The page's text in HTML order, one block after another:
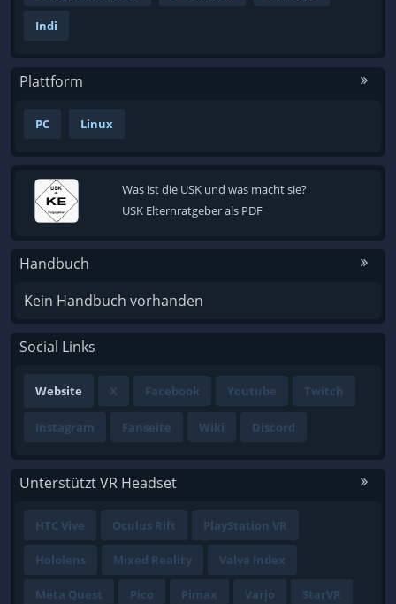
Indi
Plattform
PC Linux
Was ist die USK und was macht sie?
USK Elternratgeber als PDF
Handbuch
Kein Handbuch vorhanden
Social Links
Website X Facebook Youtube Twitch
Instagram Fanseite Wiki Discord
Unterstützt VR Headset
HTC Vive Oculus Rift PlayStation VR
Hololens Mixed Reality Valve Index
Meta Quest Pico Pimax Varjo StarVR